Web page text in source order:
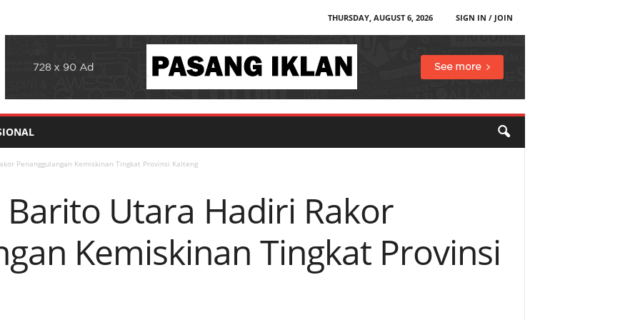
THURSDAY, AUGUST 6, 2026
SIGN IN / JOIN
Penanggulangan Kemiskinan Tingkat Provinsi Kalteng
Utara Hadiri Rakor
Kemiskinan Tingkat Provinsi